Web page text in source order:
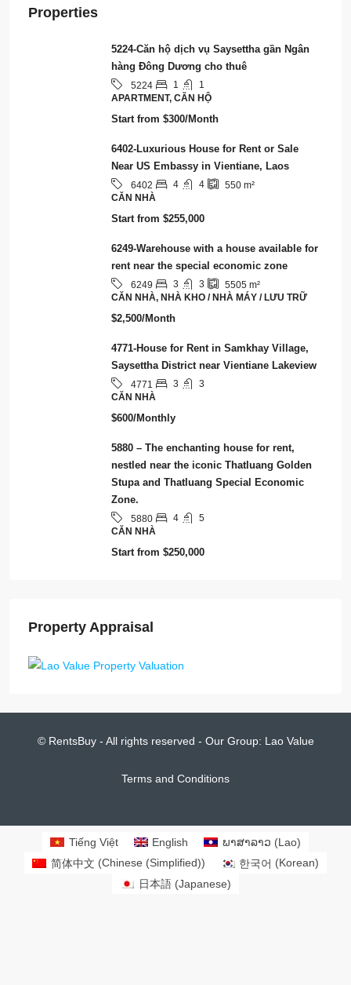
Properties
5224-Căn hộ dịch vụ Saysettha gần Ngân
hàng Đông Dương cho thuê
5224 1
1
APARTMENT, CĂN HỘ
Start from $300/Month
6402-Luxurious House for Rent or Sale
Near US Embassy in Vientiane, Laos
6402 4 4 550 m²
CĂN NHÀ
Start from $255,000
6249-Warehouse with a house available for
rent near the special economic zone
6249 3 3 5505 m²
CĂN NHÀ, NHÀ KHO / NHÀ MÁY / LƯU TRỮ
$2,500/Month
4771-House for Rent in Samkhay Village,
Saysettha District near Vientiane Lakeview
4771 3
3
CĂN NHÀ
$600/Monthly
5880 – The enchanting house for rent,
nestled near the iconic Thatluang Golden
Stupa and Thatluang Special Economic
Zone.
5880 4
5
CĂN NHÀ
Start from $250,000
Property Appraisal
© RentsBuy - All rights reserved - Our Group: Lao Value
Terms and Conditions
Tiếng Việt English ພາສາລາວ (Lao)
简体中文 (Chinese (Simplified)) 한국어 (Korean)
日本語(Japanese)